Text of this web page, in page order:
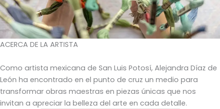
ACERCA DE LA ARTISTA
Como artista mexicana de San Luis Potosí, Alejandra Díaz de
León ha encontrado en el punto de cruz un medio para
transformar obras maestras en piezas únicas que nos
invitan a apreciar la belleza del arte en cada detalle.